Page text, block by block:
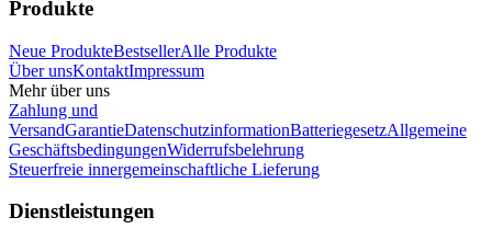
Produkte
Neue ProdukteBestsellerAlle Produkte
Über unsKontaktImpressum
Mehr über uns
Zahlung und
VersandGarantieDatenschutzinformationBatteriegesetzAllgemeine
GeschäftsbedingungenWiderrufsbelehrung
Steuerfreie innergemeinschaftliche Lieferung
Dienstleistungen